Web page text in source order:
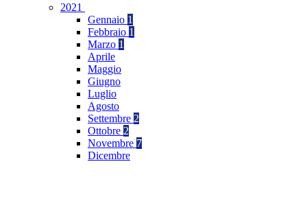
2021
Gennaio 1
Febbraio 1
Marzo 1
Aprile
Maggio
Giugno
Luglio
Agosto
Settembre 2
Ottobre 2
Novembre 7
Dicembre